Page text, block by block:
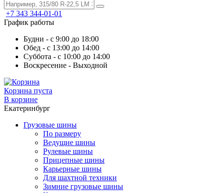
+7 343 344-01-01
График работы
Будни - с 9:00 до 18:00
Обед - с 13:00 до 14:00
Суббота - с 10:00 до 14:00
Воскресение - Выходной
Корзина пуста
В корзине
Екатеринбург
Грузовые шины
По размеру
Ведущие шины
Рулевые шины
Прицепные шины
Карьерные шины
Для шахтной техники
Зимние грузовые шины